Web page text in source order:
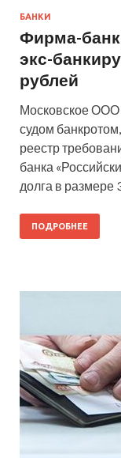
БАНКИ
​Фирма-
экс-
рублей
Московское ООО
судом
реестр
банка
долга в размере
ПОДРОБНЕЕ